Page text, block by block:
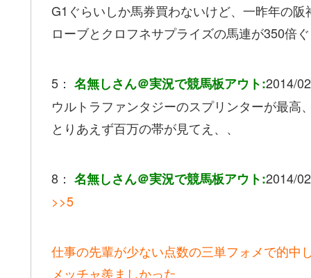
G1ぐらいしか馬券買わないけど、一昨年の阪
ローブとクロフネサプライズの馬連が350倍
5： 名無しさん＠実況で競馬板アウト:2014/
ウルトラファンタジーのスプリンターが最高
とりあえず百万の帯が見てえ、、
8： 名無しさん＠実況で競馬板アウト:2014/
>>5
仕事の先輩が少ない点数の三単フォメで的中
メッチャ羨ましかった